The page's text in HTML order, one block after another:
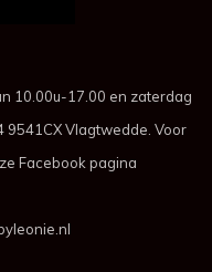
10.00u-17.00 en zaterdag
9541CX Vlagtwedde. Voor
Facebook pagina